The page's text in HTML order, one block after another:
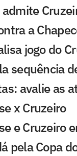
a
jogo do
sequência
avalie as
x Cruzeiro
e Cruzeiro
pela Copa